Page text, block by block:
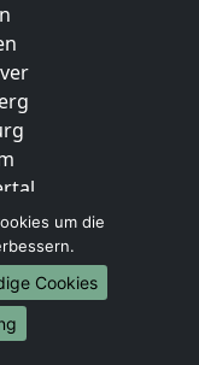
um die
Cookies